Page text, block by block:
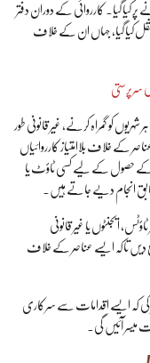
کیا گیا۔ کارروائی کے دوران دفتر
تھانے منتقل کیا گیا، جہاں ان کے خلاف
سرپرستی
کو گمراہ کرنے، غیر قانونی طور
کے خلاف بلاامتیاز کارروائیاں
کے حصول کے لیے کسی ٹاؤٹ یا
انجام دیے جاتے ہیں۔
ایجنٹوں یا غیر قانونی
دیں تاکہ ایسے عناصر کے خلاف
کی کہ ایسے اقدامات سے سرکاری
میسر آئیں گی۔